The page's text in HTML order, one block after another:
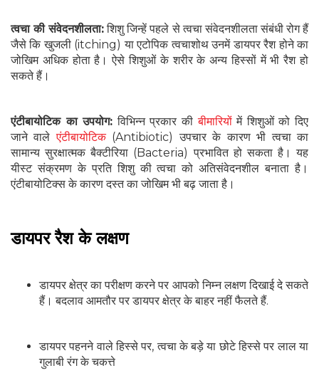
त्वचा की संवेदनशीलता:शिशु जिन्हें पहले से त्वचा संवेदनशीलता संबंधी रोग हैं
जैसे कि खुजली (itching) या एटोपिक त्वचाशोथ उनमें डायपर रैश होने का
जोखिम अधिक होता है। ऐसे शिशुओं के शरीर के अन्य हिस्सों में भी रैश हो
सकते हैं।
एंटीबायोटिक का उपयोग: विभिन्न प्रकार कीबीमारियोंमें शिशुओं को दिए
जाने वालेएंटीबायोटिक(Antibiotic) उपचार के कारण भी त्वचा का
सामान्य सुरक्षात्मक बैक्टीरिया (Bacteria) प्रभावित हो सकता है। यह
यीस्ट संक्रमण के प्रति शिशु की त्वचा को अतिसंवेदनशील बनाता है।
एंटीबायोटिक्स के कारण दस्त का जोखिम भी बढ़ जाता है।
डायपर रैश के लक्षण
डायपर क्षेत्र का परीक्षण करने पर आपको निम्न लक्षण दिखाई दे सकते
हैं। बदलाव आमतौर पर डायपर क्षेत्र के बाहर नहीं फैलते हैं.
डायपर पहनने वाले हिस्से पर, त्वचा के बड़े या छोटे हिस्से पर लाल या
गुलाबी रंग के चकत्ते